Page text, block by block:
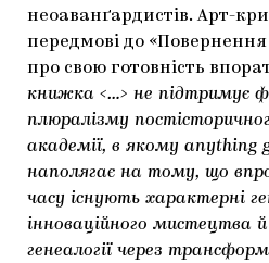
неоаванґардистів. Арт-
передмові до
про свою готовність
книжка <…> не підтримує
плюралізму
академії, в якому anything
наполягає на тому, що
часу існують характерні
інноваційного мистецтва й
генеалогії через